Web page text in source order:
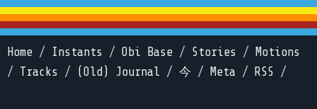
Home / Instants / Obi Base / Stories /
Motions
/ Tracks / (Old) Journal / 今 / Meta / RSS /